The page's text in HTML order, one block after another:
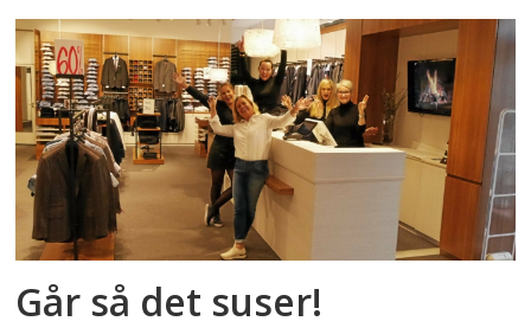
Går så det suser!